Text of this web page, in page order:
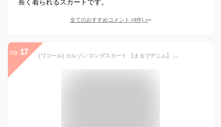
長く着られるスカートです。
全てのおすすめコメント (4件) >
no. 17 [ワコール] カルソン ロングスカート 【まるでデニム】 デニムプリント ウエストゴム シワになりにくい 伸びがよい ストレッチ UVカット 日本製 旅行 KSN200 レディース BU L